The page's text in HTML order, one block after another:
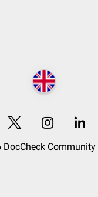
Community